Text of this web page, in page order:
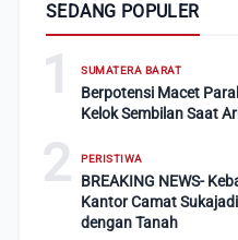
SEDANG POPULER
1 SUMATERA BARAT
Berpotensi Macet
Kelok Sembilan Saat
2 PERISTIWA
BREAKING NEWS-
Kantor Camat
dengan Tanah